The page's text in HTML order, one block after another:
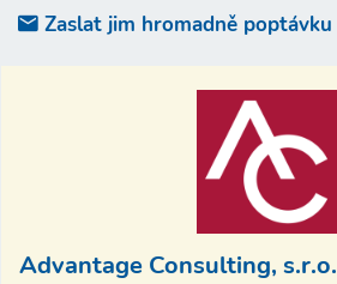
Zaslat jim hromadně poptávku
Advantage Consulting, s.r.o.